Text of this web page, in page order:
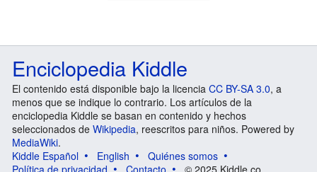
Enciclopedia Kiddle
El contenido está disponible bajo la licencia CC BY-SA 3.0, a
menos que se indique lo contrario. Los artículos de la
enciclopedia Kiddle se basan en contenido y hechos
seleccionados de Wikipedia, reescritos para niños. Powered by
MediaWiki.
Kiddle Español
English
Quiénes somos
Política de privacidad
Contacto © 2025 Kiddle.co